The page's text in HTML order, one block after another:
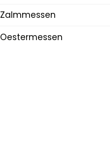
Zalmmessen
Oestermessen